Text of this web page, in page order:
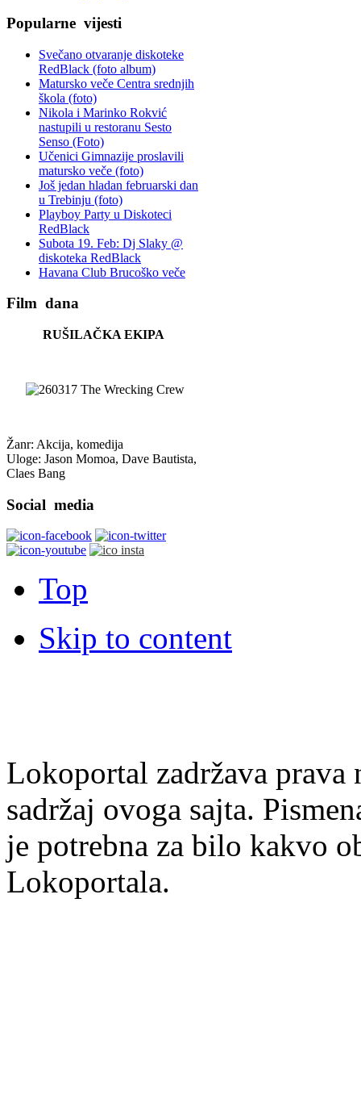
Popularne vijesti
Svečano otvaranje diskoteke
RedBlack (foto album)
Matursko veče Centra srednjih
škola (foto)
Nikola i Marinko Rokvić
nastupili u restoranu Sesto
Senso (Foto)
Učenici Gimnazije proslavili
matursko veče (foto)
Još jedan hladan februarski dan
u Trebinju (foto)
Playboy Party u Diskoteci
RedBlack
Subota 19. Feb: Dj Slaky @
diskoteka RedBlack
Havana Club Brucoško veče
Film dana
RUŠILAČKA EKIPA
Žanr: Akcija, komedija
Uloge: Jason Momoa, Dave Bautista,
Claes Bang
Social media
Top
Skip to content
Lokoportal zadržava
sadržaj ovoga sajta.
je potrebna za bilo kakvo
Lokoportala.